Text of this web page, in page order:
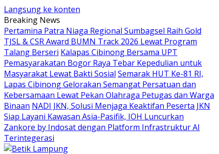
Langsung ke konten
Breaking News
Pertamina Patra Niaga Regional Sumbagsel Raih Gold
TJSL & CSR Award BUMN Track 2026 Lewat Program
Talang Berseri Kalapas Cibinong Bersama UPT
Pemasyarakatan Bogor Raya Tebar Kepedulian untuk
Masyarakat Lewat Bakti Sosial Semarak HUT Ke-81 RI,
Lapas Cibinong Gelorakan Semangat Persatuan dan
Kebersamaan Lewat Pekan Olahraga Petugas dan Warga
Binaan NADI JKN, Solusi Menjaga Keaktifan Peserta JKN
Siap Layani Kawasan Asia-Pasifik, IOH Luncurkan
Zankore by Indosat dengan Platform Infrastruktur AI
Terintegerasi